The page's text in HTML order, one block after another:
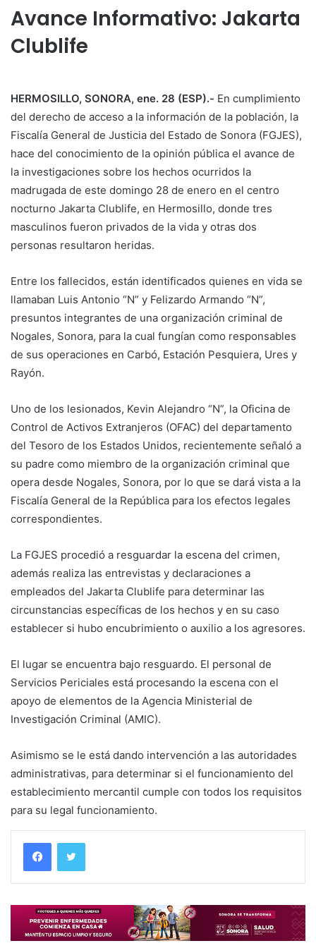
Avance Informativo: Jakarta
Clublife
HERMOSILLO, SONORA, ene. 28 (ESP).- En cumplimiento
del derecho de acceso a la información de la población, la
Fiscalía General de Justicia del Estado de Sonora (FGJES),
hace del conocimiento de la opinión pública el avance de
la investigaciones sobre los hechos ocurridos la
madrugada de este domingo 28 de enero en el centro
nocturno Jakarta Clublife, en Hermosillo, donde tres
masculinos fueron privados de la vida y otras dos
personas resultaron heridas.
Entre los fallecidos, están identificados quienes en vida se
llamaban Luis Antonio “N” y Felizardo Armando “N”,
presuntos integrantes de una organización criminal de
Nogales, Sonora, para la cual fungían como responsables
de sus operaciones en Carbó, Estación Pesquiera, Ures y
Rayón.
Uno de los lesionados, Kevin Alejandro “N”, la Oficina de
Control de Activos Extranjeros (OFAC) del departamento
del Tesoro de los Estados Unidos, recientemente señaló a
su padre como miembro de la organización criminal que
opera desde Nogales, Sonora, por lo que se dará vista a la
Fiscalía General de la República para los efectos legales
correspondientes.
La FGJES procedió a resguardar la escena del crimen,
además realiza las entrevistas y declaraciones a
empleados del Jakarta Clublife para determinar las
circunstancias específicas de los hechos y en su caso
establecer si hubo encubrimiento o auxilio a los agresores.
El lugar se encuentra bajo resguardo. El personal de
Servicios Periciales está procesando la escena con el
apoyo de elementos de la Agencia Ministerial de
Investigación Criminal (AMIC).
Asimismo se le está dando intervención a las autoridades
administrativas, para determinar si el funcionamiento del
establecimiento mercantil cumple con todos los requisitos
para su legal funcionamiento.